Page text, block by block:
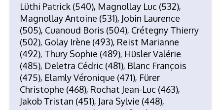
Lüthi Patrick (540), Magnollay Luc (532),
Magnollay Antoine (531), Jobin Laurence
(505), Cuanoud Boris (504), Crétegny Thierry
(502), Golay Irène (493), Reist Marianne
(492), Thury Sophie (489), Hüsler Valérie
(485), Deletra Cédric (481), Blanc François
(475), Elamly Véronique (471), Fürer
Christophe (468), Rochat Jean-Luc (463),
Jakob Tristan (451), Jara Sylvie (448),